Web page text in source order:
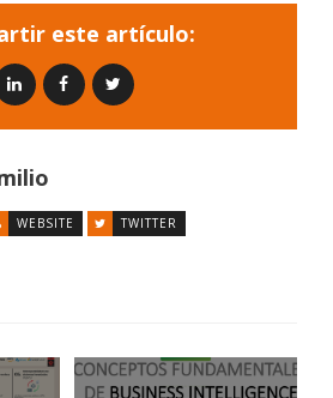
este artículo:
WEBSITE TWITTER